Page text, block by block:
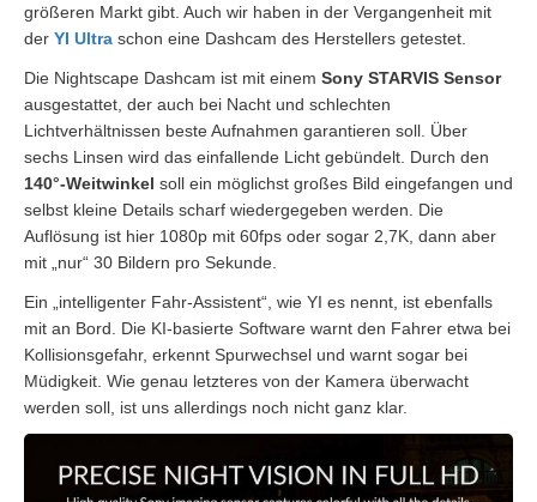
größeren Markt gibt. Auch wir haben in der Vergangenheit mit
der YI Ultra schon eine Dashcam des Herstellers getestet.
Die Nightscape Dashcam ist mit einem Sony STARVIS Sensor
ausgestattet, der auch bei Nacht und schlechten
Lichtverhältnissen beste Aufnahmen garantieren soll. Über
sechs Linsen wird das einfallende Licht gebündelt. Durch den
140°-Weitwinkel soll ein möglichst großes Bild eingefangen und
selbst kleine Details scharf wiedergegeben werden. Die
Auflösung ist hier 1080p mit 60fps oder sogar 2,7K, dann aber
mit „nur“ 30 Bildern pro Sekunde.
Ein „intelligenter Fahr-Assistent“, wie YI es nennt, ist ebenfalls
mit an Bord. Die KI-basierte Software warnt den Fahrer etwa bei
Kollisionsgefahr, erkennt Spurwechsel und warnt sogar bei
Müdigkeit. Wie genau letzteres von der Kamera überwacht
werden soll, ist uns allerdings noch nicht ganz klar.